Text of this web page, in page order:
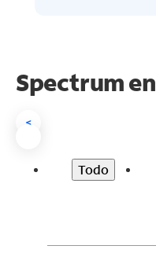
Spectrum en
<
Todo